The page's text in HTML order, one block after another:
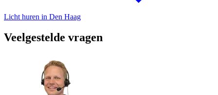
Licht huren in Den Haag
Veelgestelde vragen